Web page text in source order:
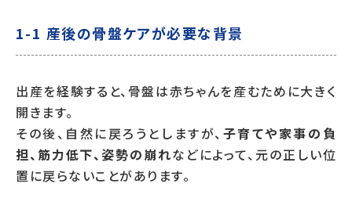
1-1 産後の骨盤ケアが必要な背景
出産を経験すると、骨盤は赤ちゃんを産むために大きく
開きます。
その後、自然に戻ろうとしますが、 子育てや家事の負
担、筋力低下、姿勢の崩れなどによって、元の正しい位
置に戻らないことがあります。